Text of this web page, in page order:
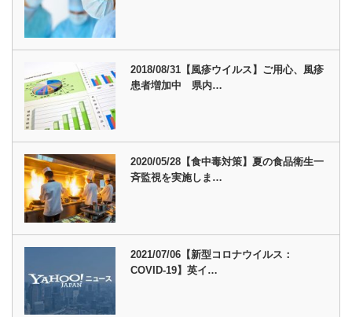
2018/08/31【風疹ウイルス】ご用心、風疹
患者増加中 県内…
2020/05/28【食中毒対策】夏の食品衛生一
斉監視を実施しま…
2021/07/06【新型コロナウイルス：
COVID-19】英イ…